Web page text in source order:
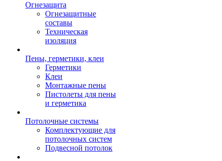
Огнезащита
Огнезащитные
составы
Техническая
изоляция
Пены, герметики, клеи
Герметики
Клеи
Монтажные пены
Пистолеты для пены
и герметика
Потолочные системы
Комплектующие для
потолочных систем
Подвесной потолок